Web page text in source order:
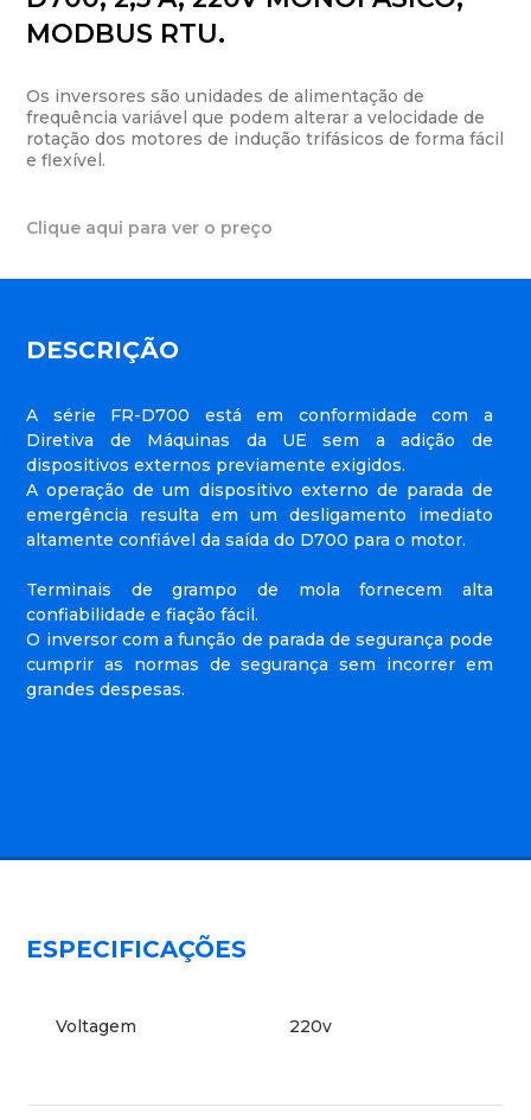
MODBUS RTU.
Os inversores são unidades de alimentação de
frequência variável que podem alterar a velocidade de
rotação dos motores de indução trifásicos de forma fácil
e flexível.
Clique aqui para ver o preço
DESCRIÇÃO
A série FR-D700 está em conformidade com a
Diretiva de Máquinas da UE sem a adição de
dispositivos externos previamente exigidos.
A operação de um dispositivo externo de parada de
emergência resulta em um desligamento imediato
altamente confiável da saída do D700 para o motor.
Terminais de grampo de mola fornecem alta
confiabilidade e fiação fácil.
O inversor com a função de parada de segurança pode
cumprir as normas de segurança sem incorrer em
grandes despesas.
ESPECIFICAÇÕES
Voltagem 220v